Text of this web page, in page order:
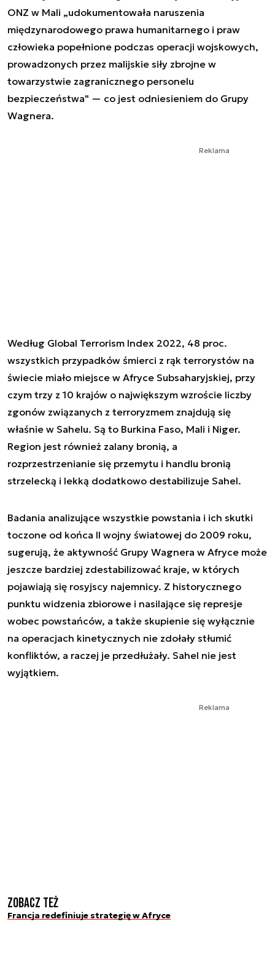
ONZ w Mali „udokumentowała naruszenia
międzynarodowego prawa humanitarnego i praw
człowieka popełnione podczas operacji wojskowych,
prowadzonych przez malijskie siły zbrojne w
towarzystwie zagranicznego personelu
bezpieczeństwa" — co jest odniesieniem do Grupy
Wagnera.
Reklama
Według Global Terrorism Index 2022, 48 proc.
wszystkich przypadków śmierci z rąk terrorystów na
świecie miało miejsce w Afryce Subsaharyjskiej, przy
czym trzy z 10 krajów o największym wzroście liczby
zgonów związanych z terroryzmem znajdują się
właśnie w Sahelu. Są to Burkina Faso, Mali i Niger.
Region jest również zalany bronią, a
rozprzestrzenianie się przemytu i handlu bronią
strzelecką i lekką dodatkowo destabilizuje Sahel.
Badania analizujące wszystkie powstania i ich skutki
toczone od końca II wojny światowej do 2009 roku,
sugerują, że aktywność Grupy Wagnera w Afryce może
jeszcze bardziej zdestabilizować kraje, w których
pojawiają się rosyjscy najemnicy. Z historycznego
punktu widzenia zbiorowe i nasilające się represje
wobec powstańców, a także skupienie się wyłącznie
na operacjach kinetycznych nie zdołały stłumić
konfliktów, a raczej je przedłużały. Sahel nie jest
wyjątkiem.
Reklama
Zobacz też
Francja redefiniuje strategię w Afryce